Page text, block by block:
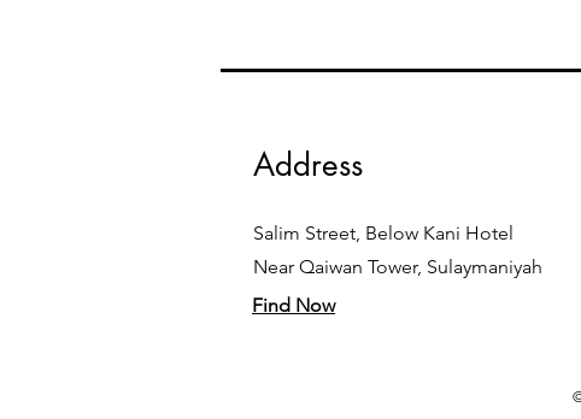
Address
Salim Street, Below Kani Hotel
Near Qaiwan Tower, Sulaymaniyah
Find Now